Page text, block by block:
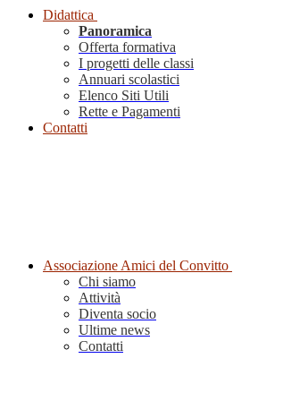
Didattica
Panoramica
Offerta formativa
I progetti delle classi
Annuari scolastici
Elenco Siti Utili
Rette e Pagamenti
Contatti
Associazione Amici del Convitto
Chi siamo
Attività
Diventa socio
Ultime news
Contatti